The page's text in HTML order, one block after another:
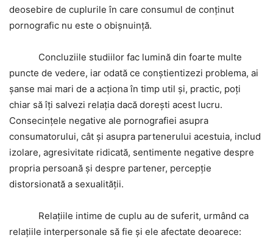
deosebire de cuplurile în care consumul de conținut
pornografic nu este o obișnuință.
Concluziile studiilor fac lumină din foarte multe
puncte de vedere, iar odată ce conștientizezi problema, ai
șanse mai mari de a acționa în timp util și, practic, poți
chiar să îți salvezi relația dacă dorești acest lucru.
Consecințele negative ale pornografiei asupra
consumatorului, cât și asupra partenerului acestuia, includ
izolare, agresivitate ridicată, sentimente negative despre
propria persoană și despre partener, percepție
distorsionată a sexualității.
Relațiile intime de cuplu au de suferit, urmând ca
relațiile interpersonale să fie și ele afectate deoarece: